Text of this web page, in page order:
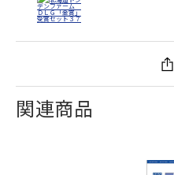
関連商品